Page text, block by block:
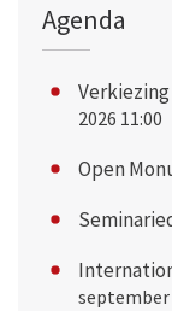
Agenda
2026 11:00
Open
september